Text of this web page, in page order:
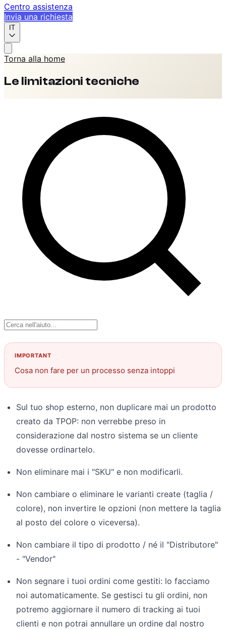
Centro assistenza
Invia una richiesta
IT
Torna alla home
Le limitazioni tecniche
Cosa non fare per un processo senza intoppi
Sul tuo shop esterno, non duplicare mai un prodotto
creato da TPOP: non verrebbe preso in
considerazione dal nostro sistema se un cliente
dovesse ordinartelo.
Non eliminare mai i "SKU" e non modificarli.
Non cambiare o eliminare le varianti create (taglia /
colore), non invertire le opzioni (non mettere la taglia
al posto del colore o viceversa).
Non cambiare il tipo di prodotto / né il "Distributore"
- "Vendor"
Non segnare i tuoi ordini come gestiti: lo facciamo
noi automaticamente. Se gestisci tu gli ordini, non
potremo aggiornare il numero di tracking ai tuoi
clienti e non potrai annullare un ordine dal nostro